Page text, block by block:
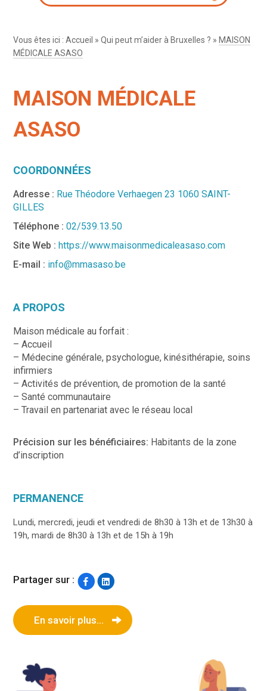
Vous êtes ici :Accueil »Qui peut m’aider à Bruxelles ? » MAISON
MÉDICALE ASASO
MAISON MÉDICALE
ASASO
COORDONNÉES
Adresse : Rue Théodore Verhaegen 23 1060 SAINT-
GILLES
Téléphone :02/539.13.50
Site Web : https://www.maisonmedicaleasaso.com
E-mail : info@mmasaso.be
A PROPOS
Maison médicale au forfait :
– Accueil
– Médecine générale, psychologue, kinésithérapie, soins
infirmiers
– Activités de prévention, de promotion de la santé
– Santé communautaire
– Travail en partenariat avec le réseau local
Précision sur les bénéficiaires: Habitants de la zone
d’inscription
PERMANENCE
Lundi, mercredi, jeudi et vendredi de 8h30 à 13h et de 13h30 à
19h, mardi de 8h30 à 13h et de 15h à 19h
Partager sur :
En savoir plus...